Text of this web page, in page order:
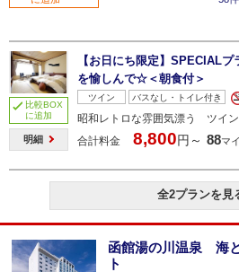
比較BOX
に追加
明細
【お日にち限定】SPECIAL
を愉しんで☆＜朝食付＞
ツイン バスなし・トイレ付き
昭和レトロな雰囲気漂う ツイ
合計料金
8,800円～ 88マ
全2プランを見
函館湯の川温泉 海
ト